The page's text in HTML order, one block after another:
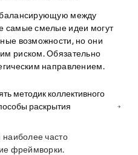
балансирующую между
самые смелые идеи могут
возможности, но они
риском. Обязательно
направлением.
методик коллективного
раскрытия
часто
фреймворки.